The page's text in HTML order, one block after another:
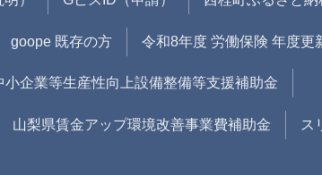
goope 既存の方 令和8年度 労働保険 年度更
小企業等生産性向上設備整備等支援補助金
山梨県賃金アップ環境改善事業費補助金 ス